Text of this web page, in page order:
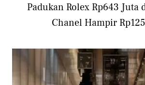
Padukan Rolex Rp643 Juta
Chanel Hampir